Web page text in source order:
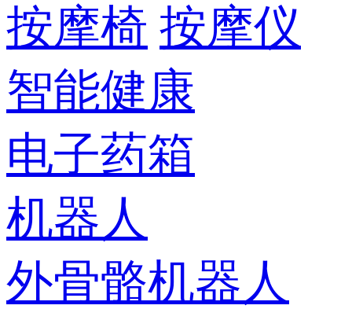
按摩椅 按摩仪
智能健康
电子药箱
机器人
外骨骼机器人